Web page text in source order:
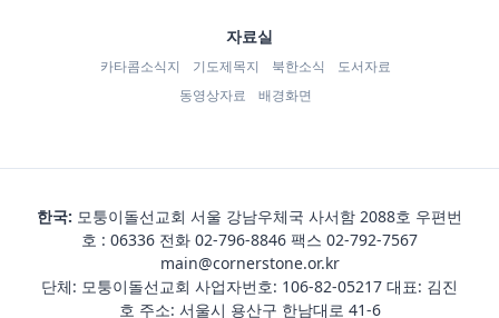
자료실
카타콤소식지 기도제목지 북한소식
도서자료
동영상자료
배경화면
한국: 모퉁이돌선교회 서울 강남우체국 사서함 2088호 우편번
호 : 06336 전화 02-796-8846 팩스 02-792-7567
main@cornerstone.or.kr
단체: 모퉁이돌선교회 사업자번호: 106-82-05217 대표: 김진
호 주소: 서울시 용산구 한남대로 41-6